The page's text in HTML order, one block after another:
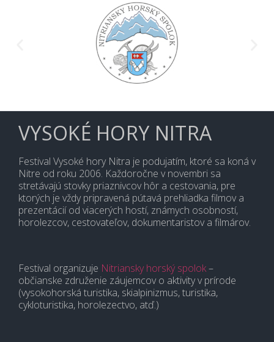
VYSOKÉ HORY NITRA
Festival Vysoké hory Nitra je podujatím, ktoré sa koná v
Nitre od roku 2006. Každoročne v novembri sa
stretávajú stovky priaznivcov hôr a cestovania, pre
ktorých je vždy pripravená pútavá prehliadka filmov a
prezentácií od viacerých hostí, známych osobností,
horolezcov, cestovateľov, dokumentaristov a filmárov.
Festival organizuje Nitriansky horský spolok–
občianske združenie záujemcov o aktivity v prírode
(vysokohorská turistika, skialpinizmus, turistika,
cykloturistika, horolezectvo, atď.)